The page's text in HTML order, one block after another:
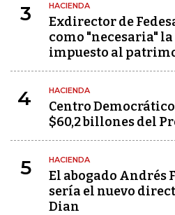
3 HACIENDA
Exdirector de
como "necesaria"
impuesto al
4 HACIENDA
Centro
$60,2 billones del
5 HACIENDA
El abogado Andrés
sería el nuevo
Dian